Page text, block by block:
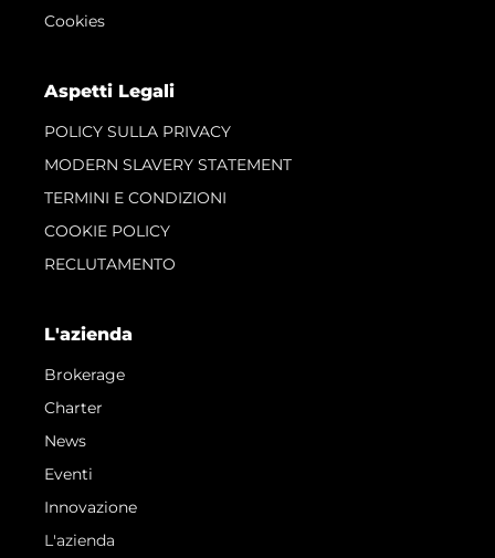
Cookies
Aspetti Legali
POLICY SULLA PRIVACY
MODERN SLAVERY STATEMENT
TERMINI E CONDIZIONI
COOKIE POLICY
RECLUTAMENTO
L'azienda
Brokerage
Charter
News
Eventi
Innovazione
L'azienda